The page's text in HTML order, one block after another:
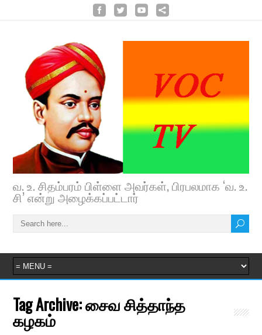
வ. உ. சிதம்பரம் பிள்ளை அவர்கள், பிரபலமாக ‘வ. உ.
சி’ என்று அழைக்கப்பட்டார்
Tag Archive:சைவ சித்தாந்த
கழகம்